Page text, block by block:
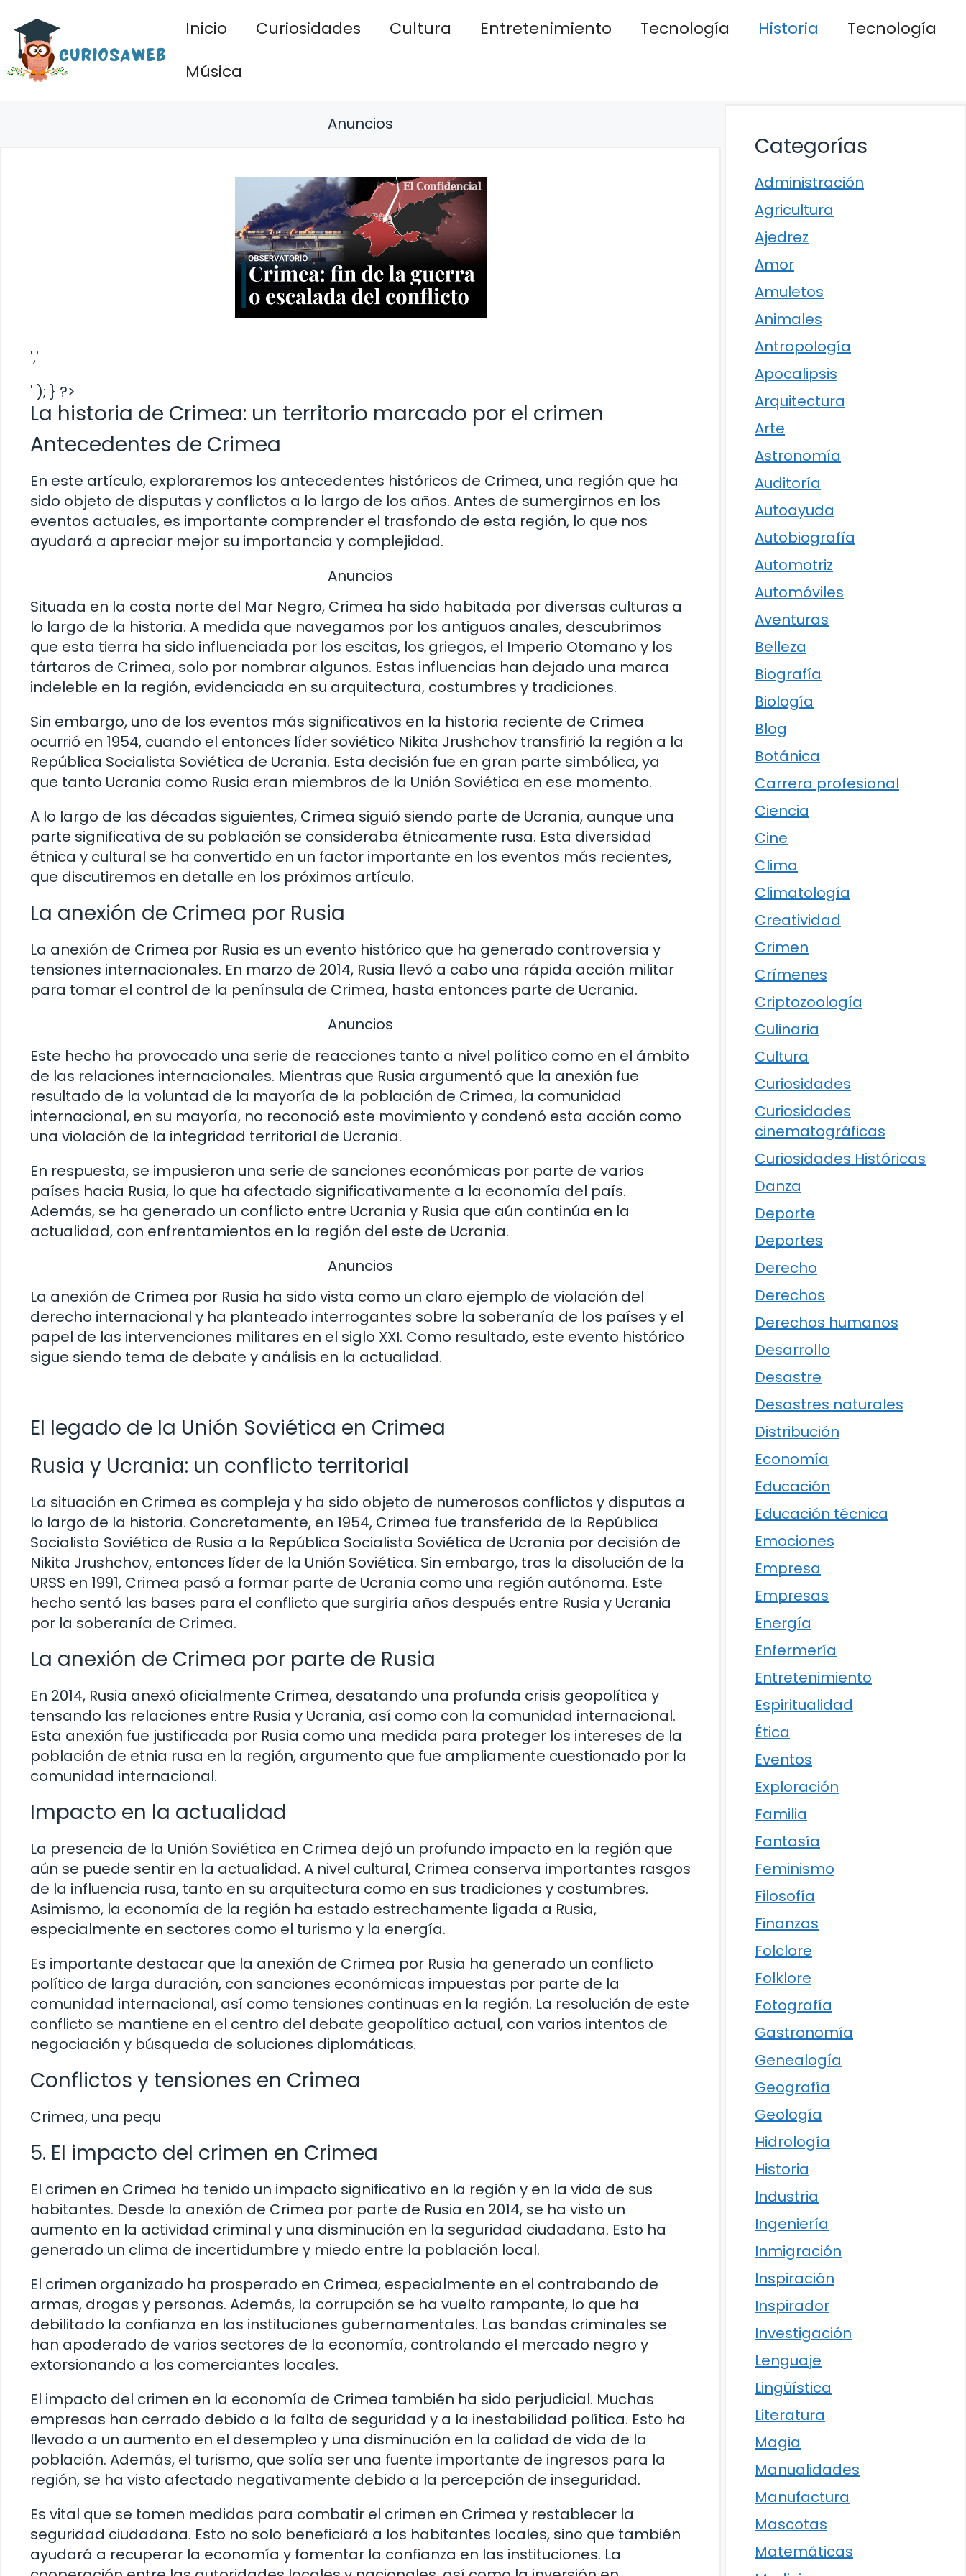
contenido
Inicio Curiosidades Cultura Entretenimiento Tecnología Historia
Tecnología
Música
Anuncios
','
' ); } ?>
La historia de Crimea: un territorio marcado por el crimen
Antecedentes de Crimea
En este artículo, exploraremos los antecedentes históricos de Crimea, una región que ha
sido objeto de disputas y conflictos a lo largo de los años. Antes de sumergirnos en los
eventos actuales, es importante comprender el trasfondo de esta región, lo que nos
ayudará a apreciar mejor su importancia y complejidad.
Anuncios
Situada en la costa norte del Mar Negro, Crimea ha sido habitada por diversas culturas a
lo largo de la historia. A medida que navegamos por los antiguos anales, descubrimos
que esta tierra ha sido influenciada por los escitas, los griegos, el Imperio Otomano y los
tártaros de Crimea, solo por nombrar algunos. Estas influencias han dejado una marca
indeleble en la región, evidenciada en su arquitectura, costumbres y tradiciones.
Sin embargo, uno de los eventos más significativos en la historia reciente de Crimea
ocurrió en 1954, cuando el entonces líder soviético Nikita Jrushchov transfirió la región a la
República Socialista Soviética de Ucrania. Esta decisión fue en gran parte simbólica, ya
que tanto Ucrania como Rusia eran miembros de la Unión Soviética en ese momento.
A lo largo de las décadas siguientes, Crimea siguió siendo parte de Ucrania, aunque una
parte significativa de su población se consideraba étnicamente rusa. Esta diversidad
étnica y cultural se ha convertido en un factor importante en los eventos más recientes,
que discutiremos en detalle en los próximos artículo.
La anexión de Crimea por Rusia
La anexión de Crimea por Rusia es un evento histórico que ha generado controversia y
tensiones internacionales. En marzo de 2014, Rusia llevó a cabo una rápida acción militar
para tomar el control de la península de Crimea, hasta entonces parte de Ucrania.
Anuncios
Este hecho ha provocado una serie de reacciones tanto a nivel político como en el ámbito
de las relaciones internacionales. Mientras que Rusia argumentó que la anexión fue
resultado de la voluntad de la mayoría de la población de Crimea, la comunidad
internacional, en su mayoría, no reconoció este movimiento y condenó esta acción como
una violación de la integridad territorial de Ucrania.
En respuesta, se impusieron una serie de sanciones económicas por parte de varios
países hacia Rusia, lo que ha afectado significativamente a la economía del país.
Además, se ha generado un conflicto entre Ucrania y Rusia que aún continúa en la
actualidad, con enfrentamientos en la región del este de Ucrania.
Anuncios
La anexión de Crimea por Rusia ha sido vista como un claro ejemplo de violación del
derecho internacional y ha planteado interrogantes sobre la soberanía de los países y el
papel de las intervenciones militares en el siglo XXI. Como resultado, este evento histórico
sigue siendo tema de debate y análisis en la actualidad.
El legado de la Unión Soviética en Crimea
Rusia y Ucrania: un conflicto territorial
La situación en Crimea es compleja y ha sido objeto de numerosos conflictos y disputas a
lo largo de la historia. Concretamente, en 1954, Crimea fue transferida de la República
Socialista Soviética de Rusia a la República Socialista Soviética de Ucrania por decisión de
Nikita Jrushchov, entonces líder de la Unión Soviética. Sin embargo, tras la disolución de la
URSS en 1991, Crimea pasó a formar parte de Ucrania como una región autónoma. Este
hecho sentó las bases para el conflicto que surgiría años después entre Rusia y Ucrania
por la soberanía de Crimea.
La anexión de Crimea por parte de Rusia
En 2014, Rusia anexó oficialmente Crimea, desatando una profunda crisis geopolítica y
tensando las relaciones entre Rusia y Ucrania, así como con la comunidad internacional.
Esta anexión fue justificada por Rusia como una medida para proteger los intereses de la
población de etnia rusa en la región, argumento que fue ampliamente cuestionado por la
comunidad internacional.
Impacto en la actualidad
La presencia de la Unión Soviética en Crimea dejó un profundo impacto en la región que
aún se puede sentir en la actualidad. A nivel cultural, Crimea conserva importantes rasgos
de la influencia rusa, tanto en su arquitectura como en sus tradiciones y costumbres.
Asimismo, la economía de la región ha estado estrechamente ligada a Rusia,
especialmente en sectores como el turismo y la energía.
Es importante destacar que la anexión de Crimea por Rusia ha generado un conflicto
político de larga duración, con sanciones económicas impuestas por parte de la
comunidad internacional, así como tensiones continuas en la región. La resolución de este
conflicto se mantiene en el centro del debate geopolítico actual, con varios intentos de
negociación y búsqueda de soluciones diplomáticas.
Conflictos y tensiones en Crimea
Crimea, una pequ
5. El impacto del crimen en Crimea
El crimen en Crimea ha tenido un impacto significativo en la región y en la vida de sus
habitantes. Desde la anexión de Crimea por parte de Rusia en 2014, se ha visto un
aumento en la actividad criminal y una disminución en la seguridad ciudadana. Esto ha
generado un clima de incertidumbre y miedo entre la población local.
El crimen organizado ha prosperado en Crimea, especialmente en el contrabando de
armas, drogas y personas. Además, la corrupción se ha vuelto rampante, lo que ha
debilitado la confianza en las instituciones gubernamentales. Las bandas criminales se
han apoderado de varios sectores de la economía, controlando el mercado negro y
extorsionando a los comerciantes locales.
El impacto del crimen en la economía de Crimea también ha sido perjudicial. Muchas
empresas han cerrado debido a la falta de seguridad y a la inestabilidad política. Esto ha
llevado a un aumento en el desempleo y una disminución en la calidad de vida de la
población. Además, el turismo, que solía ser una fuente importante de ingresos para la
región, se ha visto afectado negativamente debido a la percepción de inseguridad.
Es vital que se tomen medidas para combatir el crimen en Crimea y restablecer la
seguridad ciudadana. Esto no solo beneficiará a los habitantes locales, sino que también
ayudará a recuperar la economía y fomentar la confianza en las instituciones. La
Categorías
Administración
Agricultura
Ajedrez
Amor
Amuletos
Animales
Antropología
Apocalipsis
Arquitectura
Arte
Astronomía
Auditoría
Autoayuda
Autobiografía
Automotriz
Automóviles
Aventuras
Belleza
Biografía
Biología
Blog
Botánica
Carrera profesional
Ciencia
Cine
Clima
Climatología
Creatividad
Crimen
Crímenes
Criptozoología
Culinaria
Cultura
Curiosidades
Curiosidades
cinematográficas
Curiosidades Históricas
Danza
Deporte
Deportes
Derecho
Derechos
Derechos humanos
Desarrollo
Desastre
Desastres naturales
Distribución
Economía
Educación
Educación técnica
Emociones
Empresa
Empresas
Energía
Enfermería
Entretenimiento
Espiritualidad
Ética
Eventos
Exploración
Familia
Fantasía
Feminismo
Filosofía
Finanzas
Folclore
Folklore
Fotografía
Gastronomía
Genealogía
Geografía
Geología
Hidrología
Historia
Industria
Ingeniería
Inmigración
Inspiración
Inspirador
Investigación
Lenguaje
Lingüística
Literatura
Magia
Manualidades
Manufactura
Mascotas
Matemáticas